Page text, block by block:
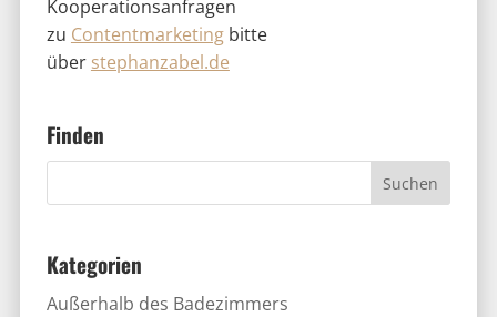
Kooperationsanfragen
zu Contentmarketingbitte
über stephanzabel.de
Finden
Kategorien
Außerhalb des Badezimmers